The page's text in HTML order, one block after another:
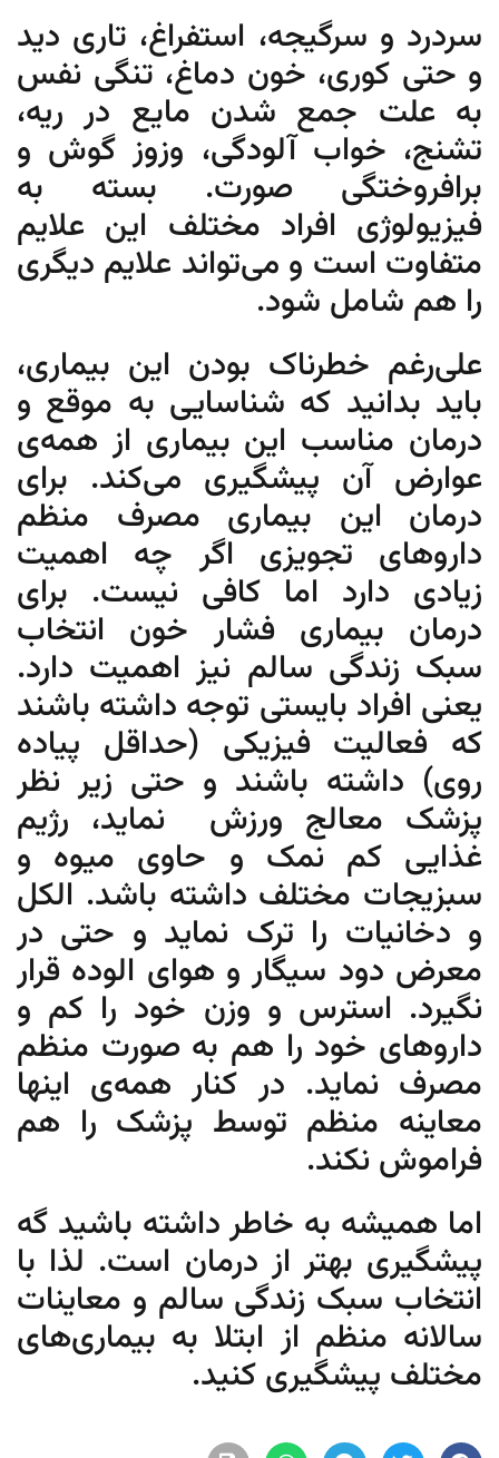
سردرد و سرگیجه، استفراغ، تاری دید
و حتی کوری، خون دماغ، تنگی نفس
به علت جمع شدن مایع در ریه،
تشنج، خواب آلودگی، وزوز گوش و
برافروختگی صورت. بسته به
فیزیولوژی افراد مختلف این علایم
متفاوت است و می‌تواند علایم دیگری
را هم شامل شود.
علی‌رغم خطرناک بودن این بیماری،
باید بدانید که شناسایی به موقع و
درمان مناسب این بیماری از همه‌ی
عوارض آن پیشگیری می‌کند. برای
درمان این بیماری مصرف منظم
داروهای تجویزی اگر چه اهمیت
زیادی دارد اما کافی نیست. برای
درمان بیماری فشار خون انتخاب
سبک زندگی سالم نیز اهمیت دارد.
یعنی افراد بایستی توجه داشته باشند
که فعالیت فیزیکی (حداقل پیاده
روی) داشته باشند و حتی زیر نظر
پزشک معالج ورزش نماید، رژیم
غذایی کم نمک و حاوی میوه و
سبزیجات مختلف داشته باشد. الکل
و دخانیات را ترک نماید و حتی در
معرض دود سیگار و هوای الوده قرار
نگیرد. استرس و وزن خود را کم و
داروهای خود را هم به صورت منظم
مصرف نماید. در کنار همه‌ی اینها
معاینه منظم توسط پزشک را هم
فراموش نکند.
اما همیشه به خاطر داشته باشید گه
پیشگیری بهتر از درمان است. لذا با
انتخاب سبک زندگی سالم و معاینات
سالانه منظم از ابتلا به بیماری‌های
مختلف پیشگیری کنید.